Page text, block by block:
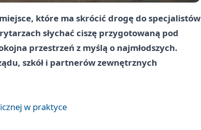
które ma skrócić drogę do specjalistów
słychać ciszę przygotowaną pod
przestrzeń z myślą o najmłodszych.
szkół i partnerów zewnętrznych
w praktyce